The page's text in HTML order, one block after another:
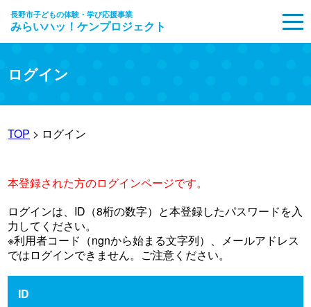
長野市子どもの体験・学び応援事業
みらいハッ！ケンプロジェクト
ログイン
TOP > ログイン
本登録された方のログインページです。
ログインは、ID（8桁の数字）と本登録したパスワードを入
力してください。
※利用者コード（ngnから始まる文字列）、メールアドレス
ではログインできません。ご注意ください。
ID